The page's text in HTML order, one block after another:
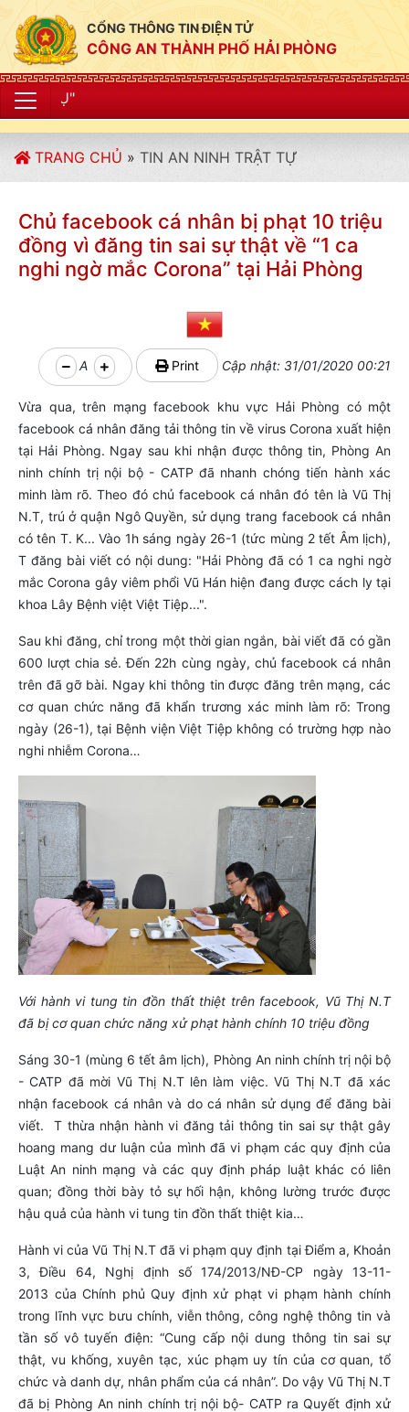
CỔNG THÔNG TIN ĐIỆN TỬ
CÔNG AN THÀNH PHỐ HẢI PHÒNG
TRANG CHỦ » TIN AN NINH TRẬT TỰ
Chủ facebook cá nhân bị phạt 10 triệu
đồng vì đăng tin sai sự thật về “1 ca
nghi ngờ mắc Corona” tại Hải Phòng
A Print Cập nhật: 31/01/2020 00:21
Vừa qua, trên mạng facebook khu vực Hải Phòng có một
facebook cá nhân đăng tải thông tin về virus Corona xuất hiện
tại Hải Phòng. Ngay sau khi nhận được thông tin, Phòng An
ninh chính trị nội bộ - CATP đã nhanh chóng tiến hành xác
minh làm rõ. Theo đó chủ facebook cá nhân đó tên là Vũ Thị
N.T, trú ở quận Ngô Quyền, sử dụng trang facebook cá nhân
có tên T. K... Vào 1h sáng ngày 26-1 (tức mùng 2 tết Âm lịch),
T đăng bài viết có nội dung: "Hải Phòng đã có 1 ca nghi ngờ
mắc Corona gây viêm phổi Vũ Hán hiện đang được cách ly tại
khoa Lây Bệnh việt Việt Tiệp...".
Sau khi đăng, chỉ trong một thời gian ngắn, bài viết đã có gần
600 lượt chia sẻ. Đến 22h cùng ngày, chủ facebook cá nhân
trên đã gỡ bài. Ngay khi thông tin được đăng trên mạng, các
cơ quan chức năng đã khẩn trương xác minh làm rõ: Trong
ngày (26-1), tại Bệnh viện Việt Tiệp không có trường hợp nào
nghi nhiễm Corona…
Với hành vi tung tin đồn thất thiệt trên facebook, Vũ Thị N.T
đã bị cơ quan chức năng xử phạt hành chính 10 triệu đồng
Sáng 30-1 (mùng 6 tết âm lịch), Phòng An ninh chính trị nội bộ
- CATP đã mời Vũ Thị N.T lên làm việc. Vũ Thị N.T đã xác
nhận facebook cá nhân và do cá nhân sử dụng để đăng bài
viết. T thừa nhận hành vi đăng tải thông tin sai sự thật gây
hoang mang dư luận của mình đã vi phạm các quy định của
Luật An ninh mạng và các quy định pháp luật khác có liên
quan; đồng thời bày tỏ sự hối hận, không lường trước được
hậu quả của hành vi tung tin đồn thất thiệt kia…
Hành vi của Vũ Thị N.T đã vi phạm quy định tại Điểm a, Khoản
3, Điều 64, Nghị định số 174/2013/NĐ-CP ngày 13-11-
2013 của Chính phủ Quy định xử phạt vi phạm hành chính
trong lĩnh vực bưu chính, viễn thông, công nghệ thông tin và
tần số vô tuyến điện: “Cung cấp nội dung thông tin sai sự
thật, vu khống, xuyên tạc, xúc phạm uy tín của cơ quan, tổ
chức và danh dự, nhân phẩm của cá nhân”. Do vậy Vũ Thị N.T
đã bị Phòng An ninh chính trị nội bộ- CATP ra Quyết định xử